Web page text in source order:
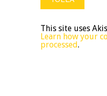
This site uses
Learn how your
processed.